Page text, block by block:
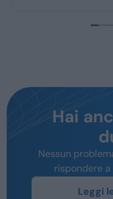
Hai
Nessun
rispondere
Leggi